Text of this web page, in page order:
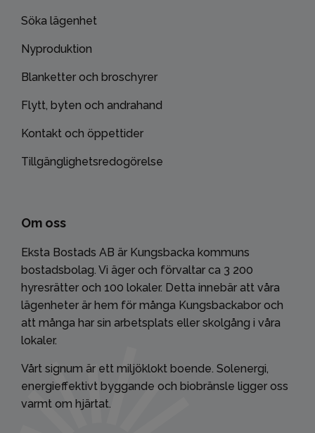
Söka lägenhet
Nyproduktion
Blanketter och broschyrer
Flytt, byten och andrahand
Kontakt och öppettider
Tillgänglighetsredogörelse
Om oss
Eksta Bostads AB är Kungsbacka kommuns
bostadsbolag. Vi äger och förvaltar ca 3 200
hyresrätter och 100 lokaler. Detta innebär att våra
lägenheter är hem för många Kungsbackabor och
att många har sin arbetsplats eller skolgång i våra
lokaler.
Vårt signum är ett miljöklokt boende. Solenergi,
energieffektivt byggande och biobränsle ligger oss
varmt om hjärtat.